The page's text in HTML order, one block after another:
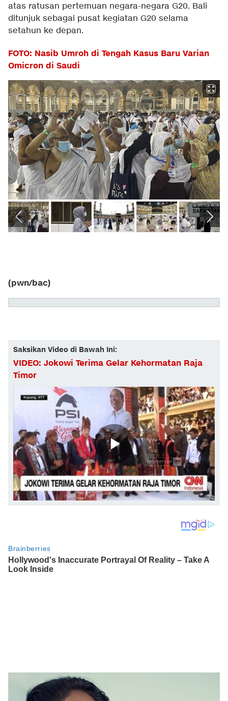
atas ratusan pertemuan negara-negara G20. Bali
ditunjuk sebagai pusat kegiatan G20 selama
setahun ke depan.
FOTO: Nasib Umroh di Tengah Kasus Baru Varian
Omicron di Saudi
(pwn/bac)
Saksikan Video di Bawah Ini:
VIDEO: Jokowi Terima Gelar Kehormatan Raja
Timor